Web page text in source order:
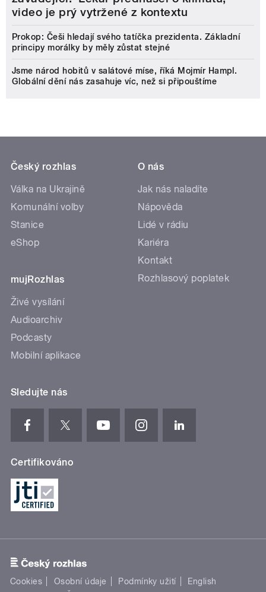
video je prý vytržené z kontextu
Prokop: Češi hledají svého tatíčka prezidenta. Základní
principy morálky by měly zůstat stejné
Jsme národ hobitů v salátové míse, říká Mojmír Hampl.
Globální dění nás zasahuje víc, než si připouštíme
Český rozhlas
Válka na Ukrajině
Komunální volby
Stanice
eShop
mujRozhlas
Živé vysílání
Audioarchiv
Podcasty
Mobilní aplikace
O nás
Jak nás naladíte
Nápověda
Lidé v rádiu
Kariéra
Kontakt
Rozhlasový poplatek
Sledujte nás
Certifikováno
Cookies Osobní údaje Podmínky užití
English